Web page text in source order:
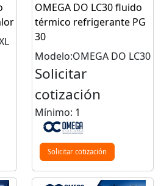
OMEGA DO LC30 fluido
térmico refrigerante PG
30
Modelo:OMEGA DO LC30
Solicitar
cotización
Mínimo: 1
Solicitar cotización